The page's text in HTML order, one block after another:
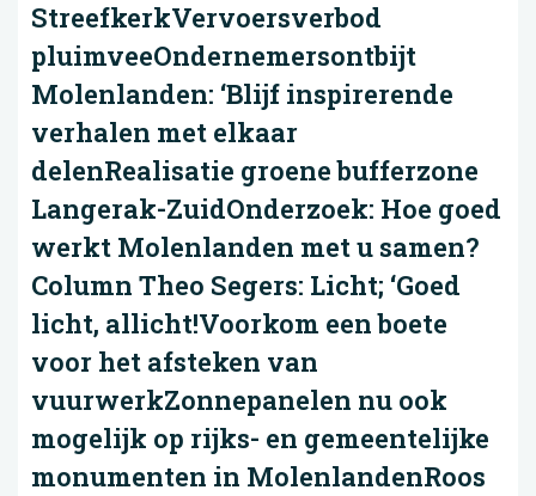
StreefkerkVervoersverbod
pluimveeOndernemersontbijt
Molenlanden: ‘Blijf inspirerende
verhalen met elkaar
delenRealisatie groene bufferzone
Langerak-ZuidOnderzoek: Hoe goed
werkt Molenlanden met u samen?
Column Theo Segers: Licht; ‘Goed
licht, allicht!Voorkom een boete
voor het afsteken van
vuurwerkZonnepanelen nu ook
mogelijk op rijks- en gemeentelijke
monumenten in MolenlandenRoos